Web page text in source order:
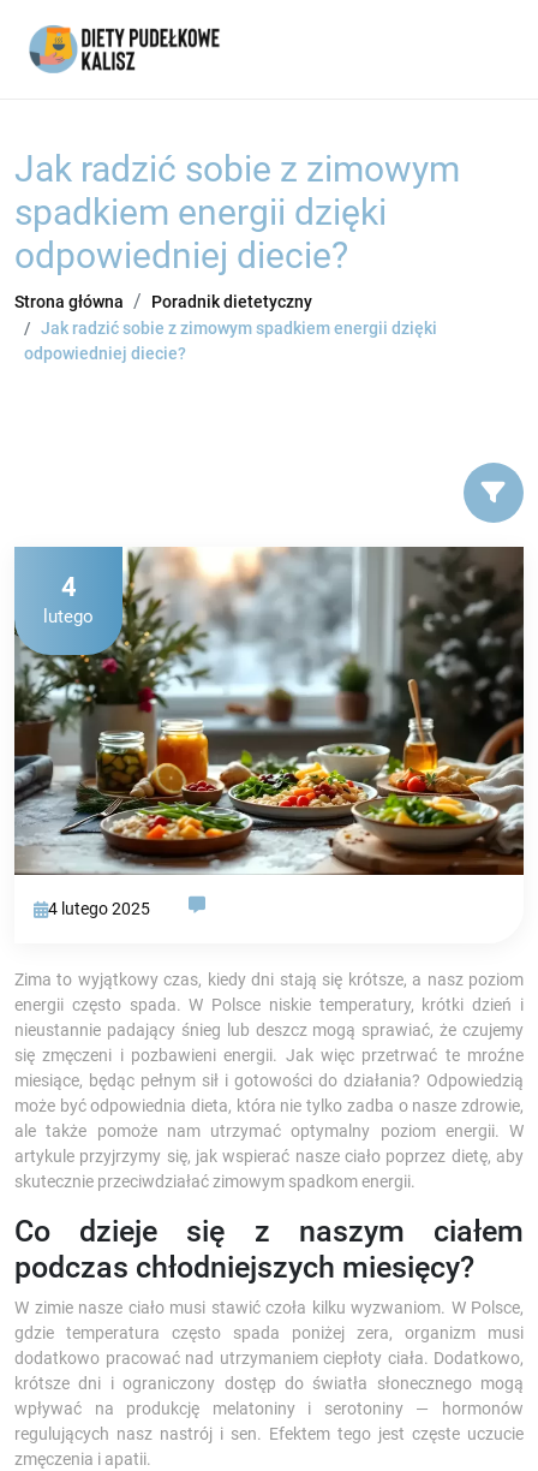
Jak radzić sobie z zimowym
spadkiem energii dzięki
odpowiedniej diecie?
Strona główna
Poradnik dietetyczny
Jak radzić sobie z zimowym spadkiem energii dzięki
odpowiedniej diecie?
4 lutego 2025
4
lutego
Zima to wyjątkowy czas, kiedy dni stają się krótsze, a nasz poziom
energii często spada. W Polsce niskie temperatury, krótki dzień i
nieustannie padający śnieg lub deszcz mogą sprawiać, że czujemy
się zmęczeni i pozbawieni energii. Jak więc przetrwać te mroźne
miesiące, będąc pełnym sił i gotowości do działania? Odpowiedzią
może być odpowiednia dieta, która nie tylko zadba o nasze zdrowie,
ale także pomoże nam utrzymać optymalny poziom energii. W
artykule przyjrzymy się, jak wspierać nasze ciało poprzez dietę, aby
skutecznie przeciwdziałać zimowym spadkom energii.
Co dzieje się z naszym ciałem
podczas chłodniejszych miesięcy?
W zimie nasze ciało musi stawić czoła kilku wyzwaniom. W Polsce,
gdzie temperatura często spada poniżej zera, organizm musi
dodatkowo pracować nad utrzymaniem ciepłoty ciała. Dodatkowo,
krótsze dni i ograniczony dostęp do światła słonecznego mogą
wpływać na produkcję melatoniny i serotoniny — hormonów
regulujących nasz nastrój i sen. Efektem tego jest częste uczucie
zmęczenia i apatii.